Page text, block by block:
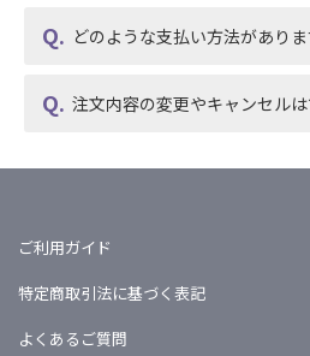
どのような支払い方法がありま
注文内容の変更やキャンセル
ご利用ガイド
特定商取引法に基づく表記
よくあるご質問